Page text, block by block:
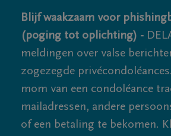
Blijf waakzaam voor
(poging tot oplichting) -
meldingen over valse
zogezegde
mom van een condoléance
mailadressen, andere
of een betaling te bekomen.